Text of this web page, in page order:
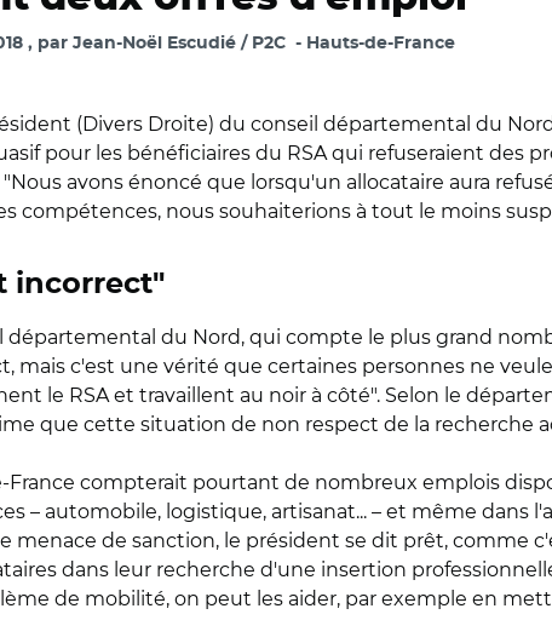
par Jean-Noël Escudié / P2C Hauts-de-France
(Divers Droite) du conseil départemental du
pour les bénéficiaires du RSA qui refuseraient des
"Nous avons énoncé que lorsqu'un allocataire aura
compétences, nous souhaiterions à tout le moins
incorrect"
départemental du Nord, qui compte le plus grand
mais c'est une vérité que certaines personnes ne
le RSA et travaillent au noir à côté". Selon le
que cette situation de non respect de la recherche
France compterait pourtant de nombreux emplois
– automobile, logistique, artisanat... – et même dans
menace de sanction, le président se dit prêt, comme
dans leur recherche d'une insertion
de mobilité, on peut les aider, par exemple en